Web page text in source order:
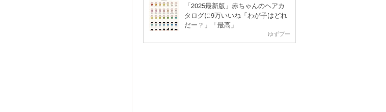
「2025最新版」赤ちゃんのヘアカ
タログに9万いいね「わが子はどれ
だー？」「最高」
ゆずプー